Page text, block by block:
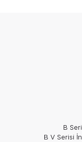
B
B V Serisi